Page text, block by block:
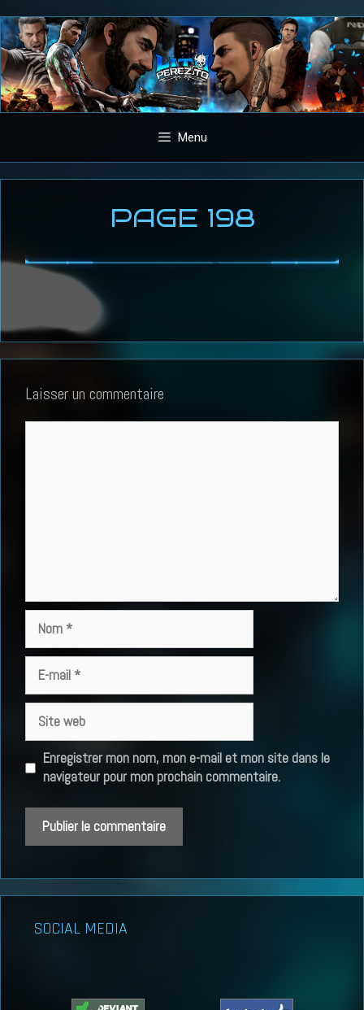
Aller
au
contenu
Menu
PAGE 198
Laisser un commentaire
mail
web
Enregistrer mon nom, mon e-mail et mon site dans le
navigateur pour mon prochain commentaire.
SOCIAL MEDIA